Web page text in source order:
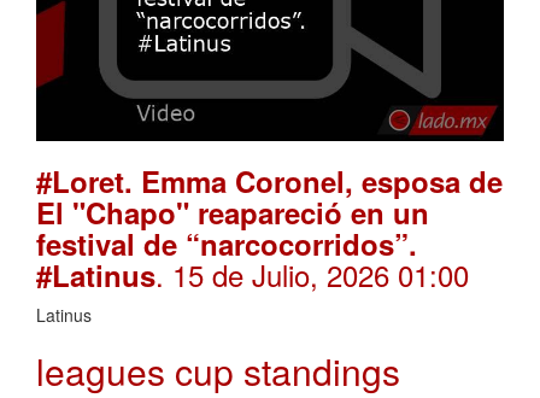
#Loret. Emma Coronel, esposa de
El "Chapo" reapareció en un
festival de “narcocorridos”.
#Latinus. 15 de Julio, 2026 01:00
Latinus
leagues cup standings